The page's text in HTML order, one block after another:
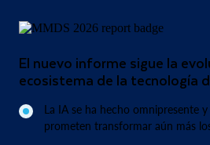
El nuevo informe sigue la
ecosistema de la tecnología
La IA se ha hecho omnipresente
prometen transformar aún más